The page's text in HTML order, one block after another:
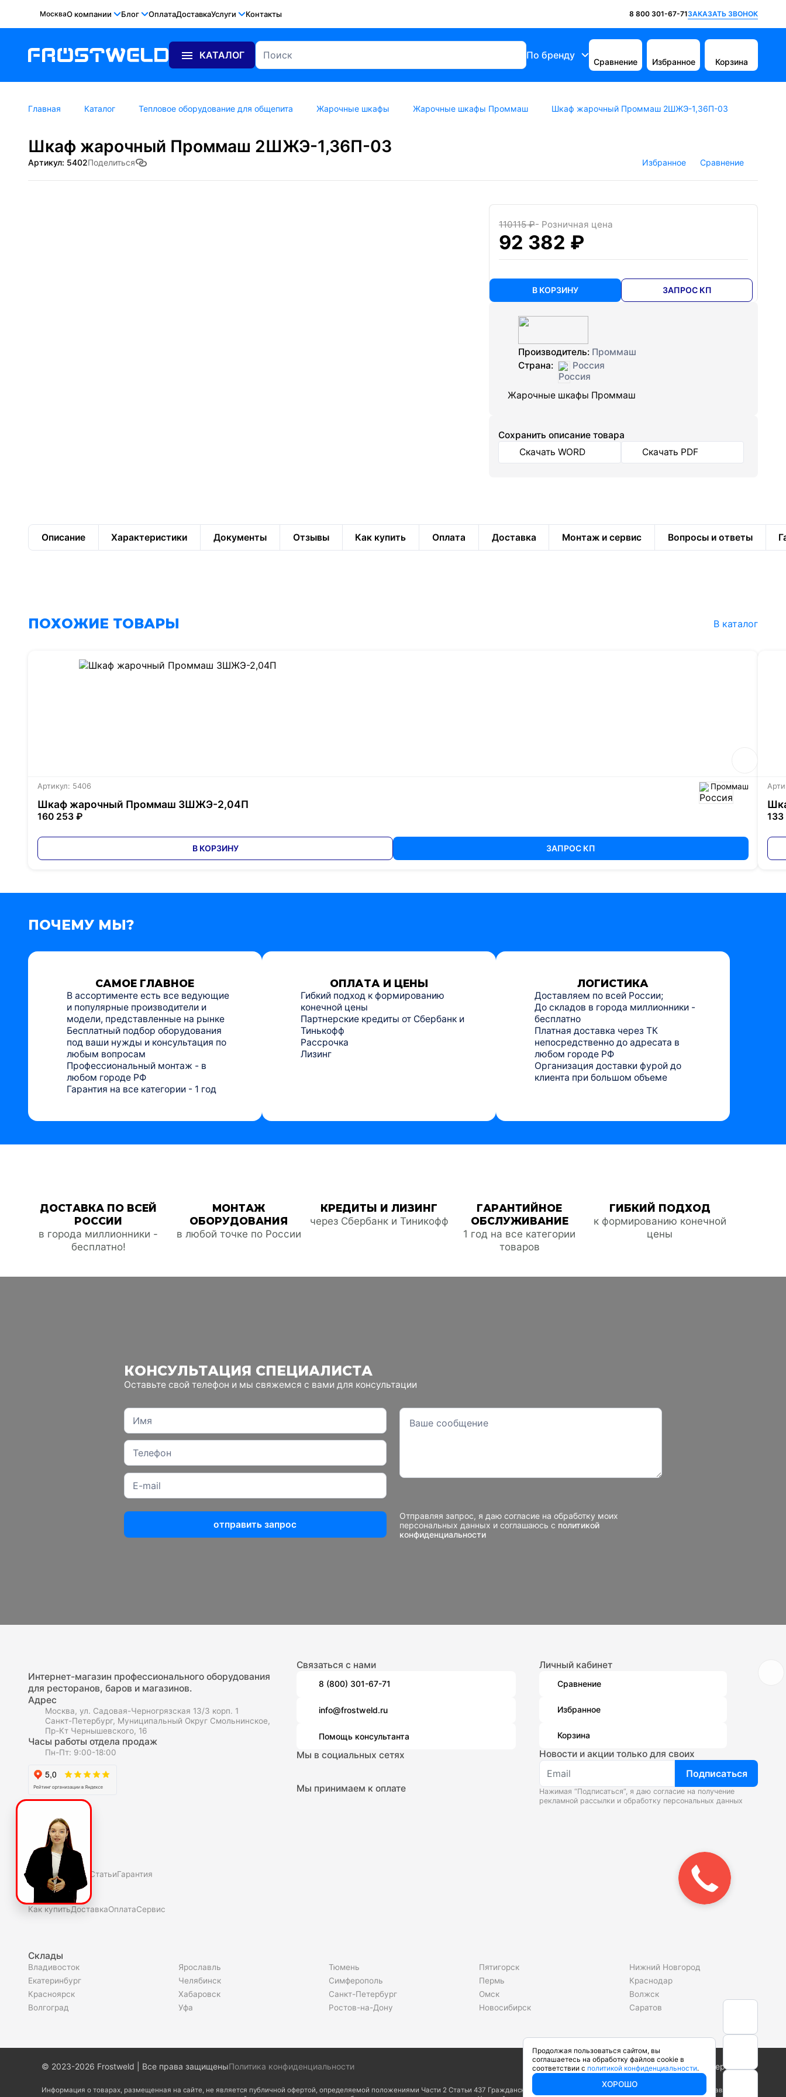
МоскваО компании Блог ОплатаДоставкаУслуги Контакты 8 800 301-67-71ЗАКАЗАТЬ ЗВОНОК
КАТАЛОГ По бренду
Сравнение Избранное Корзина
Главная Каталог Тепловое оборудование для общепита Жарочные шкафы Жарочные шкафы Проммаш Шкаф жарочный Проммаш 2ШЖЭ-1,36П-03
Шкаф жарочный Проммаш 2ШЖЭ-1,36П-03
Артикул: 5402Поделиться Избранное Сравнение
110115 ₽- Розничная цена
92 382 ₽
В КОРЗИНУ ЗАПРОС КП
Производитель: Проммаш
Страна:
Россия
Жарочные шкафы Проммаш
Cохранить описание товара
Скачать WORD
Скачать PDF
Описание Характеристики Документы Отзывы Как купить Оплата Доставка Монтаж и сервис Вопросы и ответы
ПОХОЖИЕ ТОВАРЫ В каталог
Артикул: 5406 Проммаш
Шкаф жарочный Проммаш 3ШЖЭ-2,04П
160 253 ₽
В КОРЗИНУ ЗАПРОС КП
ПОЧЕМУ МЫ?
САМОЕ ГЛАВНОЕ
В ассортименте есть все ведующие
и популярные производители и
модели, представленные на рынке
Бесплатный подбор оборудования
под ваши нужды и консультация по
любым вопросам
Профессиональный монтаж - в
любом городе РФ
Гарантия на все категории - 1 год
ОПЛАТА И ЦЕНЫ
Гибкий подход к формированию
конечной цены
Партнерские кредиты от Сбербанк и
Тинькофф
Рассрочка
Лизинг
ЛОГИСТИКА
Доставляем по всей России;
До складов в города миллионники -
бесплатно
Платная доставка через ТК
непосредственно до адресата в
любом городе РФ
Организация доставки фурой до
клиента при большом объеме
ДОСТАВКА ПО ВСЕЙ
РОССИИ
в города миллионники -
бесплатно!
МОНТАЖ
ОБОРУДОВАНИЯ
в любой точке по России
КРЕДИТЫ И ЛИЗИНГ
через Сбербанк и Тиникофф
ГАРАНТИЙНОЕ
ОБСЛУЖИВАНИЕ
1 год на все категории
товаров
ГИБКИЙ ПОДХОД
к формированию конечной
цены
КОНСУЛЬТАЦИЯ СПЕЦИАЛИСТА
Оставьте свой телефон и мы свяжемся с вами для консультации
отправить запрос
Отправляя запрос, я даю согласие на обработку моих
персональных данных и соглашаюсь с политикой
конфиденциальности
Интернет-магазин профессионального оборудования
для ресторанов, баров и магазинов.
Адрес
Москва, ул. Садовая-Черногрязская 13/3 корп. 1
Санкт-Петербург, Муниципальный Округ Смольнинское,
Пр-Кт Чернышевского, 16
Часы работы отдела продаж
Пн-Пт: 9:00-18:00
О компаниии
О нас
Полезное
Скидки и акции СтатьиГарантия
Покупателю
Как купитьДоставкаОплатаСервис
Связаться с нами
8 (800) 301-67-71
info@frostweld.ru
Помощь консультанта
Мы в социальных сетях
Мы принимаем к оплате
Личный кабинет
Сравнение
Избранное
Корзина
Новости и акции только для своих
Подписаться
Нажимая “Подписаться”, я даю согласие на получение
рекламной рассылки и обработку персональных данных
Склады
Владивосток
Екатеринбург
Красноярск
Волгоград
Ярославль
Челябинск
Хабаровск
Уфа
Тюмень
Симферополь
Санкт-Петербург
Ростов-на-Дону
Пятигорск
Пермь
Омск
Новосибирск
Нижний Новгород
Краснодар
Волжск
Саратов
© 2023-2026 Frostweld | Все права защищеныПолитика конфиденциальности Сделано в студии
Информация о товарах, размещенная на сайте, не является публичной офертой, определяемой положениями Части 2 Статьи 437 Гражданского кодекса Российской Федерации. Производители вправе
Продолжая пользоваться сайтом, вы
соглашаетесь на обработку файлов cookie в
соответствии с политикой конфиденциальности.
ХОРОШО
Закажите
звонок!